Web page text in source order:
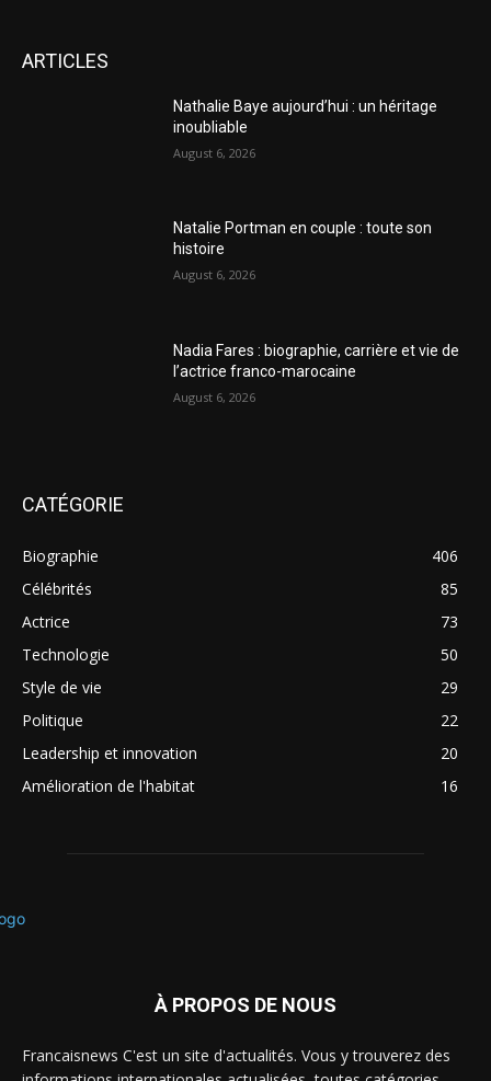
ARTICLES
Nathalie Baye aujourd’hui : un héritage
inoubliable
August 6, 2026
Natalie Portman en couple : toute son
histoire
August 6, 2026
Nadia Fares : biographie, carrière et vie de
l’actrice franco-marocaine
August 6, 2026
CATÉGORIE
Biographie
406
Célébrités
85
Actrice
73
Technologie
50
Style de vie
29
Politique
22
Leadership et innovation
20
Amélioration de l'habitat
16
À PROPOS DE NOUS
Francaisnews C'est un site d'actualités. Vous y trouverez des